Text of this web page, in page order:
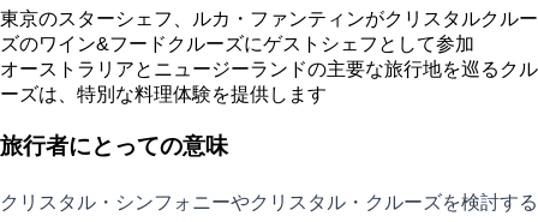
東京のスターシェフ、ルカ・ファンティンがクリスタルクルー
ズのワイン&フードクルーズにゲストシェフとして参加
オーストラリアとニュージーランドの主要な旅行地を巡るクル
ーズは、特別な料理体験を提供します
旅行者にとっての意味
クリスタル・シンフォニーやクリスタル・クルーズを検討する